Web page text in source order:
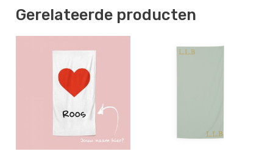
Gerelateerde producten
€24.50
tot
€47.00